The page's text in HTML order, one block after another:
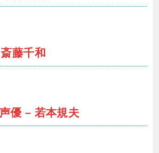
藤千和
– 若本規夫